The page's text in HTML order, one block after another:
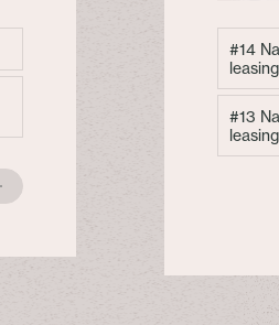
#14
#13